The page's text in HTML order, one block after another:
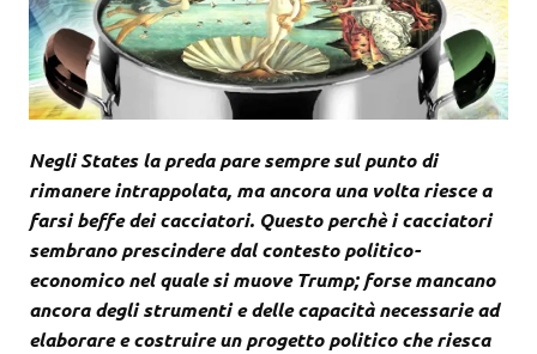
Negli States la preda pare sempre sul punto di
rimanere intrappolata, ma ancora una volta riesce a
farsi beffe dei cacciatori. Questo perchè i cacciatori
sembrano prescindere dal contesto politico-
economico nel quale si muove Trump; forse mancano
ancora degli strumenti e delle capacità necessarie ad
elaborare e costruire un progetto politico che riesca